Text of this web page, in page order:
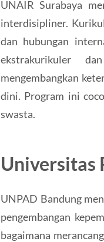
UNAIR Surabaya
interdisipliner.
dan hubungan
ekstrakurikuler
mengembangkan
dini. Program ini
swasta.
Universitas
UNPAD Bandung
pengembangan
bagaimana